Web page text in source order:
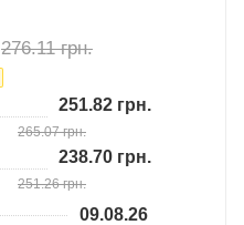
276.11грн.
251.82 грн.
265.07грн.
238.70 грн.
251.26грн.
09.08.26